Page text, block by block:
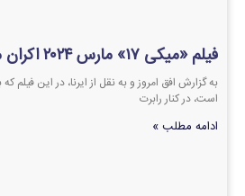
فیلم «میکی ۱۷» مارس ۲۰۲۴ اکران می‌شود
است، در کنار رابرت
ادامه مطلب »